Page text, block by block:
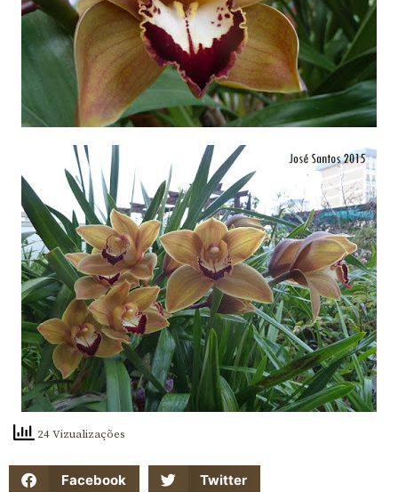
24 Vizualizações
Facebook Twitter